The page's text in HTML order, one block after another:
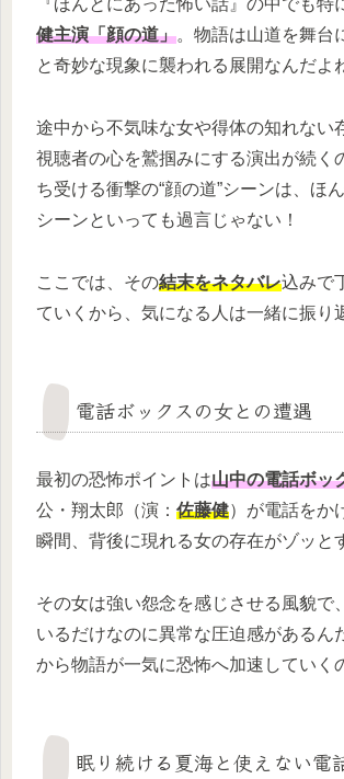
『ほんとにあった怖い話』の中でも特
健主演「顔の道」。物語は山道を舞台
と奇妙な現象に襲われる展開なんだよ
途中から不気味な女や得体の知れない
視聴者の心を鷲掴みにする演出が続く
ち受ける衝撃の“顔の道”シーンは、ほ
シーンといっても過言じゃない！
ここでは、その結末をネタバレ込みで
ていくから、気になる人は一緒に振り
電話ボックスの女との遭遇
最初の恐怖ポイントは山中の電話ボッ
公・翔太郎（演： 佐藤健）が電話をか
瞬間、背後に現れる女の存在がゾッと
その女は強い怨念を感じさせる風貌で
いるだけなのに異常な圧迫感があるん
から物語が一気に恐怖へ加速していく
眠り続ける夏海と使えない電